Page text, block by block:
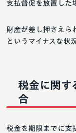
支払督促を放置した
財産が差し押さえら
というマイナスな状
税金に関す
合
税金を期限までに支